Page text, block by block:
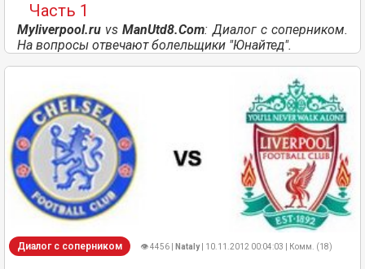
Часть 1
Myliverpool.ru vsManUtd8.Com: Диалог с соперником.
На вопросы отвечают болельщики "Юнайтед".
Диалог с соперником 👁 4456 | Nataly| 10.11.2012 00:04:03 | Комм. (18)